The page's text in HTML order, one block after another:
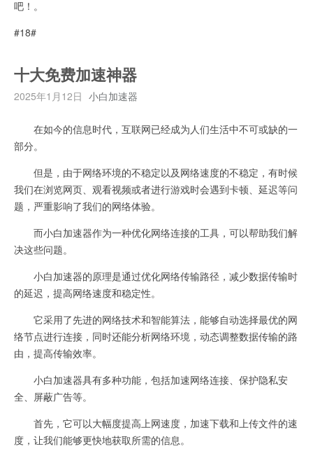
吧！。
#18#
十大免费加速神器
2025年1月12日 小白加速器
在如今的信息时代，互联网已经成为人们生活中不可或缺的一
部分。
但是，由于网络环境的不稳定以及网络速度的不稳定，有时候
我们在浏览网页、观看视频或者进行游戏时会遇到卡顿、延迟等问
题，严重影响了我们的网络体验。
而小白加速器作为一种优化网络连接的工具，可以帮助我们解
决这些问题。
小白加速器的原理是通过优化网络传输路径，减少数据传输时
的延迟，提高网络速度和稳定性。
它采用了先进的网络技术和智能算法，能够自动选择最优的网
络节点进行连接，同时还能分析网络环境，动态调整数据传输的路
由，提高传输效率。
小白加速器具有多种功能，包括加速网络连接、保护隐私安
全、屏蔽广告等。
首先，它可以大幅度提高上网速度，加速下载和上传文件的速
度，让我们能够更快地获取所需的信息。